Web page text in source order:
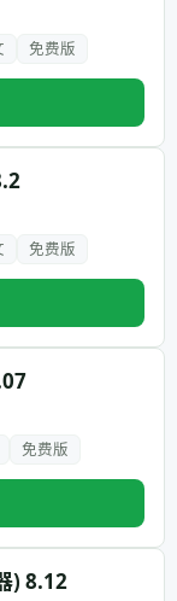
免费版
免费版
免费版
) 8.12